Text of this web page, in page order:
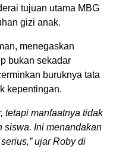
tujuan utama MBG
gizi anak.
menegaskan
bukan sekadar
buruknya tata
kepentingan.
tetapi manfaatnya tidak
siswa. Ini menandakan
ujar Roby di